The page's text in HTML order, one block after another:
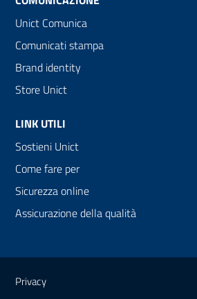
Unict Comunica
Comunicati stampa
Brand identity
Store Unict
LINK UTILI
Sostieni Unict
Come fare per
Sicurezza online
Assicurazione della qualità
Link e informazioni utili
Privacy